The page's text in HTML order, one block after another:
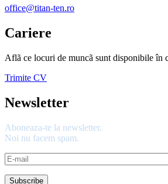
office@titan-ten.ro
Cariere
Aflã ce locuri de muncã sunt disponibile în
Trimite CV
Newsletter
Aboneaza-te la newsletter.
Noi nu facem spam.